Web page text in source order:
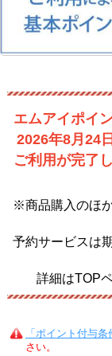
エムアイポイ
2026年8月24
ご利用が完了
※商品購入のほ
予約サービスは
詳細はTOP
「ポイント付与条
さい。